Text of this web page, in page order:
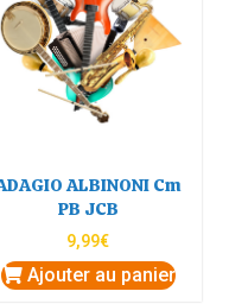
ALBINONI Cm
PB JCB
9,99€
Ajouter au panier